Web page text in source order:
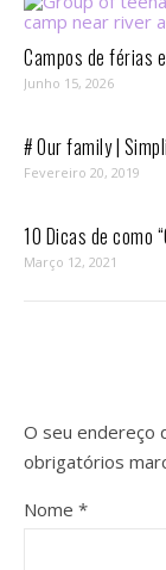
Campos de férias
Junho 15, 2026
# Our family |
Fevereiro 20, 2019
10 Dicas de como
Março 12, 2021
O seu endereço
obrigatórios
Nome *